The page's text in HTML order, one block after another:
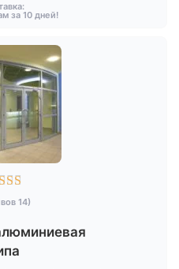
за 10 дней!

14)